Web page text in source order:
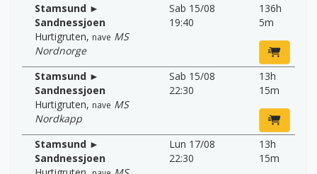
Stamsund ►
Sandnessjoen
Hurtigruten, nave MS
Nordnorge
Sab 15/08
19:40
136h
5m
Stamsund ►
Sandnessjoen
Hurtigruten, nave MS
Nordkapp
Sab 15/08
22:30
13h
15m
Stamsund ►
Sandnessjoen
Lun 17/08
22:30
13h
15m